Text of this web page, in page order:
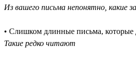
Из вашего письма непонятно,
• Слишком длинные письма,
Такие редко читают